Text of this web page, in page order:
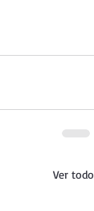
Ver todo